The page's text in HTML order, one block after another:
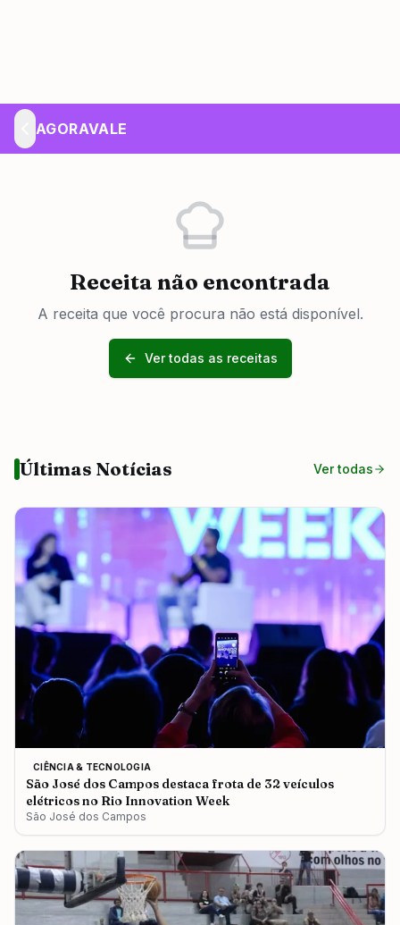
AGORAVALE
Receita não encontrada
A receita que você procura não está disponível.
Ver todas as receitas
Últimas Notícias Ver todas
CIÊNCIA & TECNOLOGIA
São José dos Campos destaca frota de 32 veículos
elétricos no Rio Innovation Week
São José dos Campos